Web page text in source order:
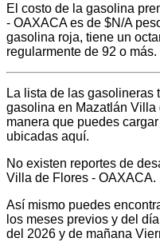
El costo de la gasolina
- OAXACA es de $N/A
gasolina roja, tiene un
regularmente de 92 o más.
La lista de las gasolineras
gasolina en Mazatlán Villa
manera que puedes
ubicadas aquí.
No existen reportes de
Villa de Flores - OAXACA.
Así mismo puedes
los meses previos y del
del 2026 y de mañana